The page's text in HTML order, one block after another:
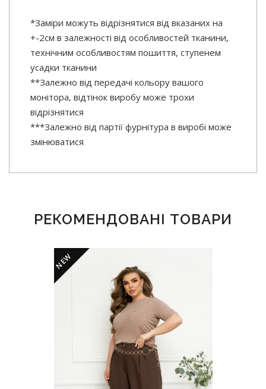
*Заміри можуть відрізнятися від вказаних на
+-2см в залежності від особливостей тканини,
технічним особливостям пошиття, ступенем
усадки тканини
**Залежно від передачі кольору вашого
монітора, відтінок виробу може трохи
відрізнятися
***Залежно від партії фурнітура в виробі може
змінюватися
РЕКОМЕНДОВАНІ ТОВАРИ
NEW